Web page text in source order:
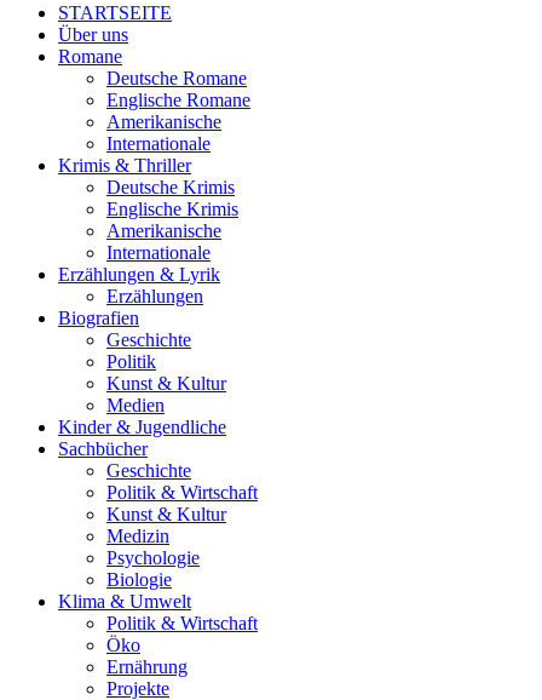
STARTSEITE
Über uns
Romane
Deutsche Romane
Englische Romane
Amerikanische
Internationale
Krimis & Thriller
Deutsche Krimis
Englische Krimis
Amerikanische
Internationale
Erzählungen & Lyrik
Erzählungen
Biografien
Geschichte
Politik
Kunst & Kultur
Medien
Kinder & Jugendliche
Sachbücher
Geschichte
Politik & Wirtschaft
Kunst & Kultur
Medizin
Psychologie
Biologie
Klima & Umwelt
Politik & Wirtschaft
Öko
Ernährung
Projekte